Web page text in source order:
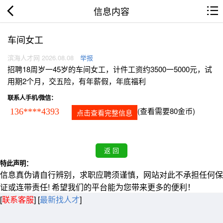
信息内容
车间女工
滨海人才网 2026.08.08 举报
招聘18周岁一45岁的车间女工，计件工资约3500一5000元，试
用期2个月，交五险，有年薪假，年底福利
联系人手机/微信：
136****4393 点击查看完整信息 (查看需要80金币)
特此声明：
信息真伪请自行辨别，求职应聘须谨慎，网站对此不承担任何保
证或连带责任! 希望我们的平台能为您带来更多的便利！
[联系客服] [最新找人才]